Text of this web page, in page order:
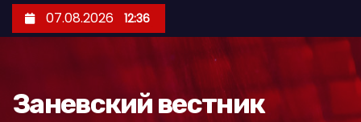
е
07.08.2026 12:36
Заневский вестник